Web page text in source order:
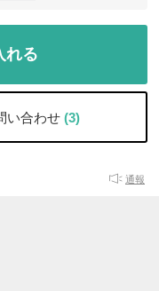
れる
い合わせ (3)
通報